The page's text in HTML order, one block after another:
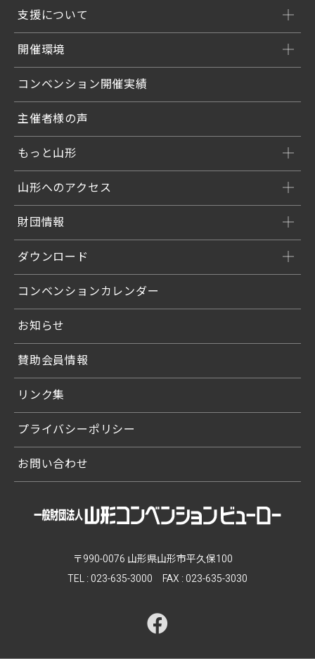
支援について
開催環境
コンベンション開催実績
主催者様の声
もっと山形
山形へのアクセス
財団情報
ダウンロード
コンベンションカレンダー
お知らせ
賛助会員情報
リンク集
プライバシーポリシー
お問い合わせ
〒990-0076 山形県山形市平久保100
TEL : 023-635-3000 FAX : 023-635-3030